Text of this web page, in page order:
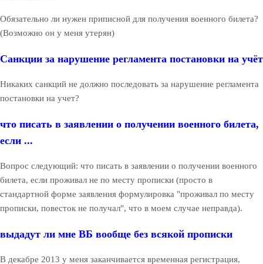
Обязательно ли нужен приписной для получения военного билета?
(Возможно он у меня утерян)
Санкции за нарушение регламента постановки на учёт
Никаких санкций не должно последовать за нарушение регламента
постановки на учет?
что писать в заявлении о получении военного билета,
если ...
Вопрос следующий: что писать в заявлении о получении военного
билета, если проживал не по месту прописки (просто в
стандартной форме заявления формулировка "проживал по месту
прописки, повесток не получал", что в моем случае неправда).
выдадут ли мне ВБ вообще без всякой прописки
В декабре 2013 у меня заканчивается временная регистрация,